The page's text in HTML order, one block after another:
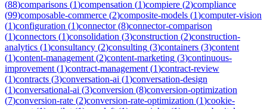
(88)comparisons (1)compensation (1)compiere (2)compliance
(99)composable-commerce (2)composite-models (1)computer-vision
(1)configuration (1)connector(8)connector-comparison
(1)connectors (1)consolidation (3)construction (2)construction-
analytics (1)consultancy (2)consulting (3)containers (3)content
(1)content-management (2)content-marketing (3)continuous-
improvement (1)contract-management (1)contract-review
(1)contracts (3)conversation-ai (1)conversation-design
(1)conversational-ai (3)conversion (8)conversion-optimization
(7)conversion-rate (2)conversion-rate-optimization (1)cookie-